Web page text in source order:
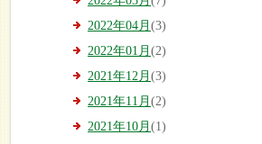
2022年04月 (3)
2022年01月 (2)
2021年12月 (3)
2021年11月 (2)
2021年10月 (1)